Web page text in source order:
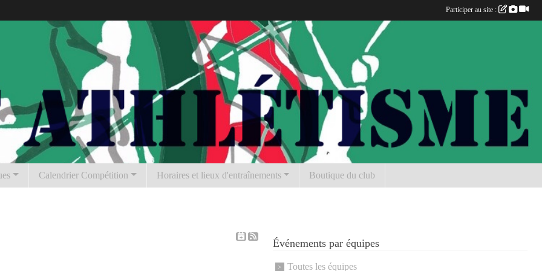
Calendrier Compétition Horaires et lieux d'entraînements Boutique du club
Événements par équipes
Toutes les équipes
Participer au site :